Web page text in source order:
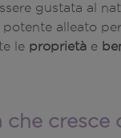
gustata al
potente alleato
le proprietà e
che cresce